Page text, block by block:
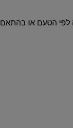
לפי הטעם או בהתאם